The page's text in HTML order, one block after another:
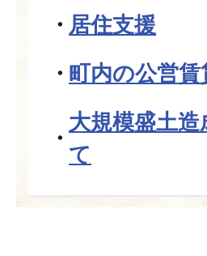
居住支援
町内の公営
大規模盛土
て